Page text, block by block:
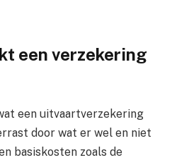
een verzekering
een uitvaartverzekering
door wat er wel en niet
basiskosten zoals de